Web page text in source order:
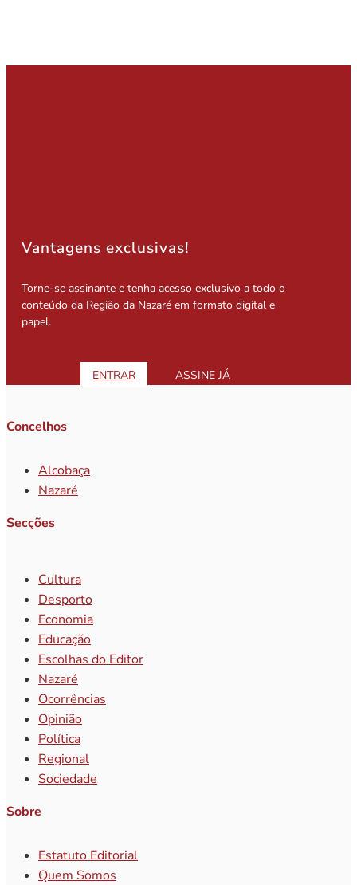
Vantagens exclusivas!
Torne-se assinante e tenha acesso exclusivo a todo o
conteúdo da Região da Nazaré em formato digital e
papel.
ENTRAR ASSINE JÁ
Concelhos
Alcobaça
Nazaré
Secções
Cultura
Desporto
Economia
Educação
Escolhas do Editor
Nazaré
Ocorrências
Opinião
Política
Regional
Sociedade
Sobre
Estatuto Editorial
Quem Somos